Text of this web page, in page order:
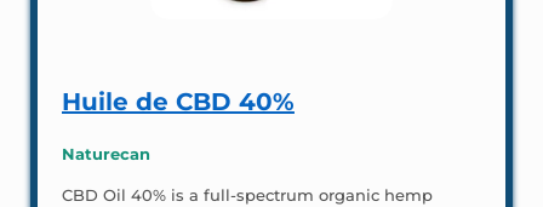
Huile de CBD 40%
Naturecan
CBD Oil 40% is a full-spectrum organic hemp